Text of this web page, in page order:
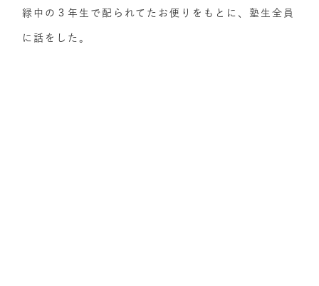
緑中の３年生で配られてたお便りをもとに、塾生全員
に話をした。